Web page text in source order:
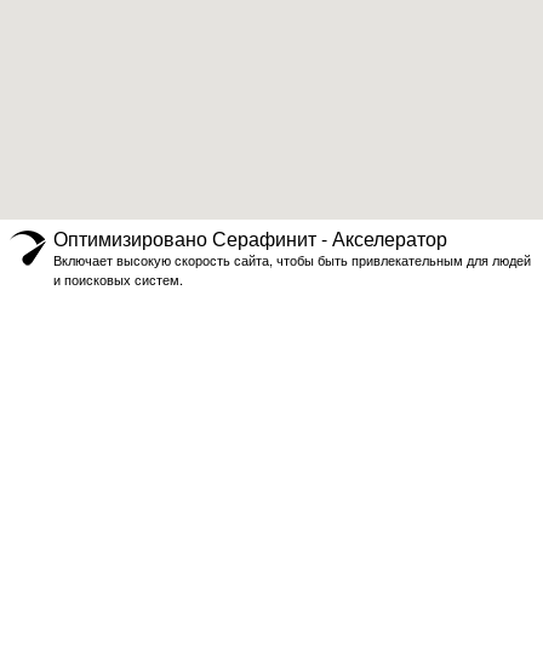
Оптимизировано Серафинит - Акселератор
Включает высокую скорость сайта, чтобы быть привлекательным для людей
и поисковых систем.